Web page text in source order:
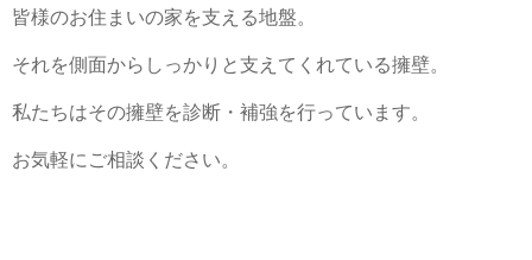
皆様のお住まいの家を支える地盤。
それを側面からしっかりと支えてくれている擁壁。
私たちはその擁壁を診断・補強を行っています。
お気軽にご相談ください。